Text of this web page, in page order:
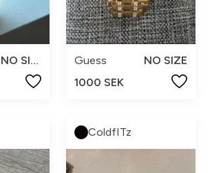
NO SIZE
Guess
NO SIZE
1000 SEK
ColdfITz